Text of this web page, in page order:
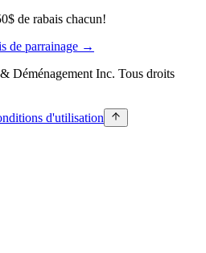
de rabais chacun!
de parrainage →
Déménagement Inc. Tous droits
d'utilisation